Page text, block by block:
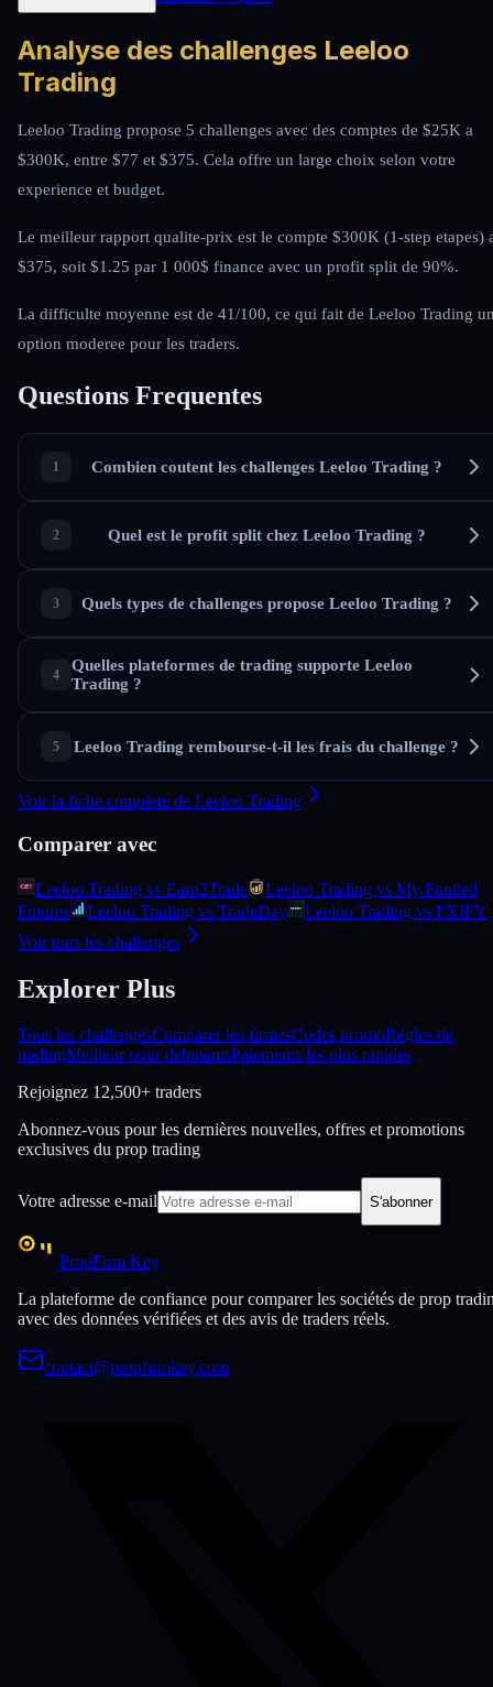
Analyse des challenges Leeloo
Trading
Leeloo Trading propose 5 challenges avec des comptes de $25K a
$300K, entre $77 et $375. Cela offre un large choix selon votre
experience et budget.
Le meilleur rapport qualite-prix est le compte $300K (1-step etapes)
$375, soit $1.25 par 1 000$ finance avec un profit split de 90%.
La difficulte moyenne est de 41/100, ce qui fait de Leeloo Trading
option moderee pour les traders.
Questions Frequentes
Combien coutent les challenges Leeloo Trading ?
Quel est le profit split chez Leeloo Trading ?
Quels types de challenges propose Leeloo Trading ?
Quelles plateformes de trading supporte Leeloo
Trading ?
Leeloo Trading rembourse-t-il les frais du challenge ?
Voir la fiche complete de Leeloo Trading
Comparer avec
Leeloo Trading vs Earn2Trade
Leeloo Trading vs My Funded
Futures
Leeloo Trading vs TradeDay
Leeloo Trading vs FXIFY
Voir tous les challenges
Explorer Plus
Tous les challengesComparer les firmesCodes promoRegles de
tradingMeilleur pour debutantsPaiements les plus rapides
Rejoignez 12,500+ traders
Abonnez-vous pour les dernières nouvelles, offres et promotions
exclusives du prop trading
Votre adresse e-mail S'abonner
PropFirm Key
La plateforme de confiance pour comparer les sociétés de prop
avec des données vérifiées et des avis de traders réels.
contact@propfirmkey.com